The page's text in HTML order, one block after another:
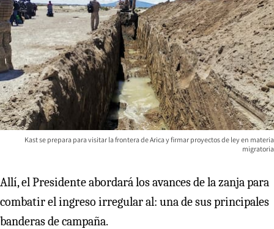
Kast se prepara para visitar la frontera de Arica y firmar proyectos de ley en materia
migratoria
Allí, el Presidente abordará los avances de la zanja para
combatir el ingreso irregular al: una de sus principales
banderas de campaña.